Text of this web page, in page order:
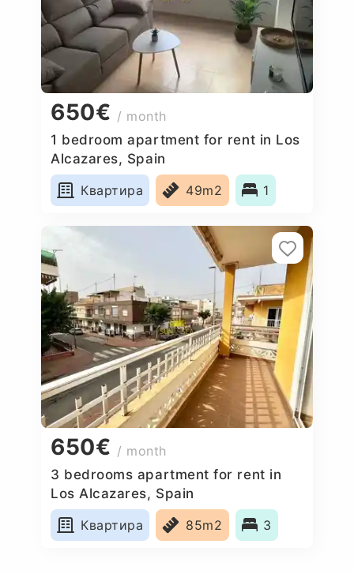
650€ / month
1 bedroom apartment for rent in Los
Alcazares, Spain
Квартира
49m2 1
650€ / month
3 bedrooms apartment for rent in
Los Alcazares, Spain
Квартира
85m2 3